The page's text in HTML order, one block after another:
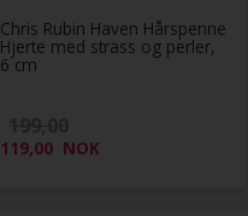
Chris Rubin Haven Hårspenne
Hjerte med strass og perler,
6 cm
119,00 NOK